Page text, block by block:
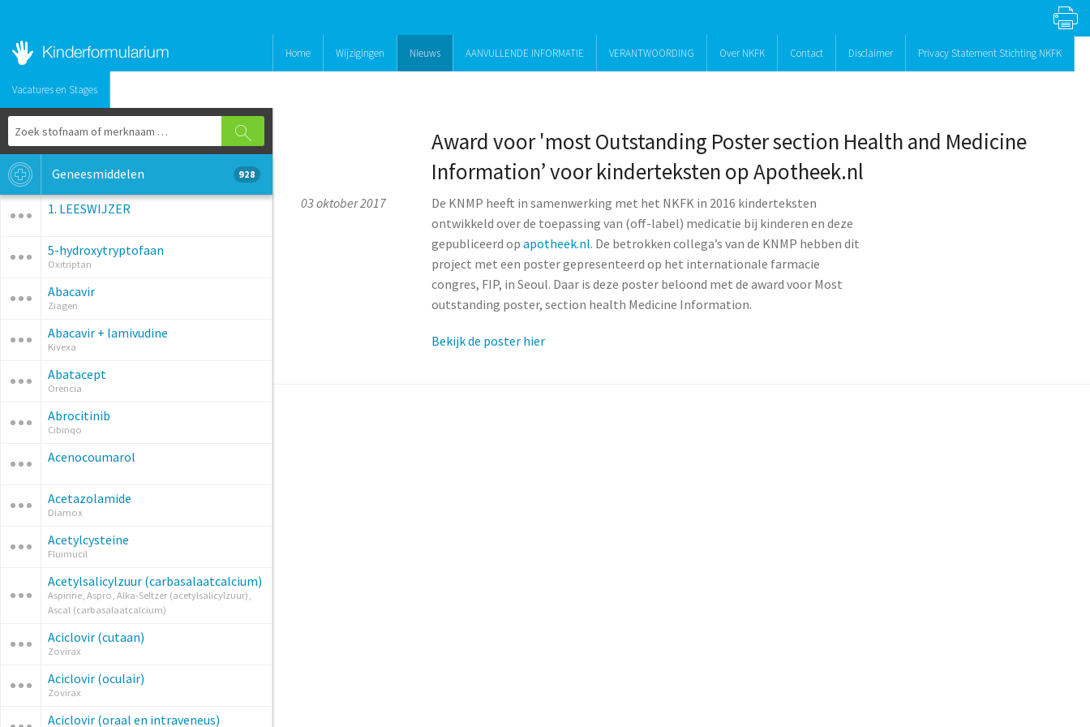
Home Wijzigingen Nieuws AANVULLENDE INFORMATIE VERANTWOORDING Over NKFK Contact Disclaimer Privacy Statement Stichting NKFK
Vacatures en Stages
Geneesmiddelen 928
1. LEESWIJZER
5-hydroxytryptofaan
Oxitriptan
Abacavir
Ziagen
Abacavir + lamivudine
Kivexa
Abatacept
Orencia
Abrocitinib
Cibinqo
Acenocoumarol
Acetazolamide
Diamox
Acetylcysteine
Fluimucil
Acetylsalicylzuur (carbasalaatcalcium)
Aspirine, Aspro, Alka-Seltzer (acetylsalicylzuur),
Ascal (carbasalaatcalcium)
Aciclovir (cutaan)
Zovirax
Aciclovir (oculair)
Zovirax
Aciclovir (oraal en intraveneus)
Award voor 'most Outstanding Poster section Health and Medicine
Information’ voor kinderteksten op Apotheek.nl
03 oktober 2017
De KNMP heeft in samenwerking met het NKFK in 2016 kinderteksten
ontwikkeld over de toepassing van (off-label) medicatie bij kinderen en deze
gepubliceerd opapotheek.nl. De betrokken collega’s van de KNMP hebben dit
project met een poster gepresenteerd op het internationale farmacie
congres, FIP, in Seoul. Daar is deze poster beloond met de award voor Most
outstanding poster, section health Medicine Information.
Bekijk de poster hier